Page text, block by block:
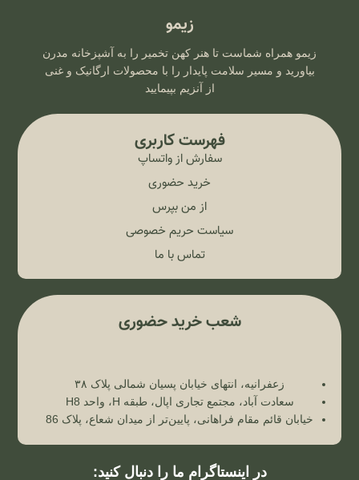
زیمو
زیمو همراه شماست تا هنر کهن تخمیر را به آشپزخانه مدرن
بیاورید و مسیر سلامت پایدار را با محصولات ارگانیک و غنی
از آنزیم بپیمایید
فهرست کاربری
سفارش از واتساپ
خرید حضوری
از من بپرس
سیاست حریم خصوصی
تماس با ما
شعب خرید حضوری
زعفرانیه، انتهای خیابان پسیان شمالی پلاک ۳۸
سعادت آباد، مجتمع تجاری اپال، طبقه H، واحد H8
خیابان قائم مقام فراهانی، پایین‌تر از میدان شعاع، پلاک 86
در اینستاگرام ما را دنبال کنید: